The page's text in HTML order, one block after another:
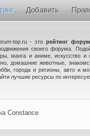
Добавить
top.ru - эторейтинг
своего форума.
манга и аниме, искусство и
домашние животные,
города и регионы, авто и
лучшие ресурсы по
Constance